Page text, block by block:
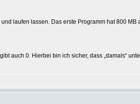
laufen lassen. Das erste Programm hat 800
auch 0. Hierbei bin ich sicher, dass „damals“